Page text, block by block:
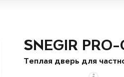
SNEGIR PRO-
Теплая дверь для